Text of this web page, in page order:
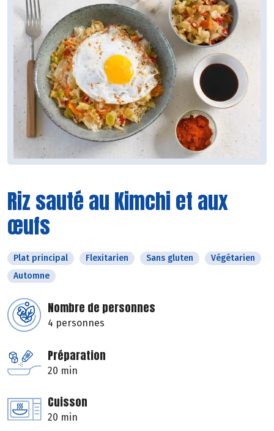
Riz sauté au Kimchi et aux
œufs
Plat principal Flexitarien Sans gluten
Végétarien
Automne
Nombre de personnes
4 personnes
Préparation
20 min
Cuisson
20 min